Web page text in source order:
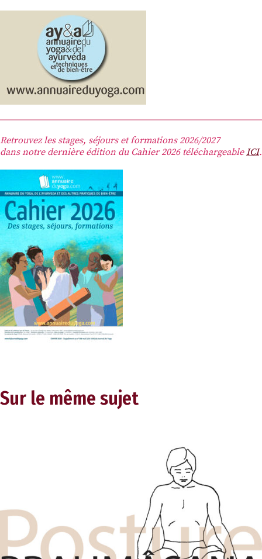
Retrouvez les stages, séjours et formations 2026/2027
dans notre dernière édition du Cahier 2026 téléchargeableICI.
Sur le même sujet